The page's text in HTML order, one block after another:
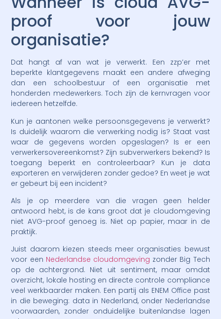
proof voor jouw
organisatie?
Dat hangt af van wat je verwerkt. Een zzp’er met
beperkte klantgegevens maakt een andere afweging
dan een schoolbestuur of een organisatie met
honderden medewerkers. Toch zijn de kernvragen voor
iedereen hetzelfde.
Kun je aantonen welke persoonsgegevens je verwerkt?
Is duidelijk waarom die verwerking nodig is? Staat vast
waar de gegevens worden opgeslagen? Is er een
verwerkersovereenkomst? Zijn subverwerkers bekend? Is
toegang beperkt en controleerbaar? Kun je data
exporteren en verwijderen zonder gedoe? En weet je wat
er gebeurt bij een incident?
Als je op meerdere van die vragen geen helder
antwoord hebt, is de kans groot dat je cloudomgeving
niet AVG-proof genoeg is. Niet op papier, maar in de
praktijk.
Juist daarom kiezen steeds meer organisaties bewust
voor een Nederlandse cloudomgeving zonder Big Tech
op de achtergrond. Niet uit sentiment, maar omdat
overzicht, lokale hosting en directe controle compliance
veel werkbaarder maken. Een partij als ENEM Office past
in die beweging: data in Nederland, onder Nederlandse
voorwaarden, zonder onduidelijke buitenlandse lagen